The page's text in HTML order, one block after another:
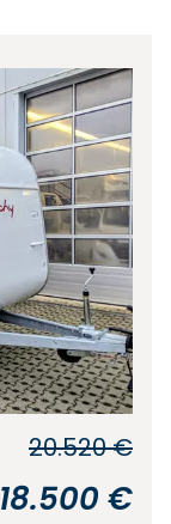
18.500 €
20.520 €